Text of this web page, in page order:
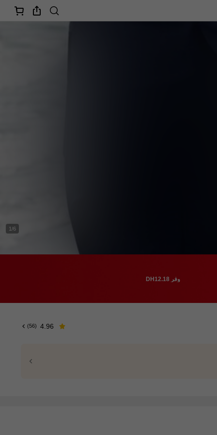
1/6
وفر DH12.18
4.96
(56)